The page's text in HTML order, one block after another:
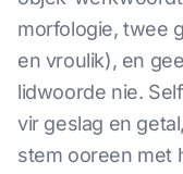
morfologie, twee
en vroulik), en
lidwoorde nie.
vir geslag en
stem ooreen met